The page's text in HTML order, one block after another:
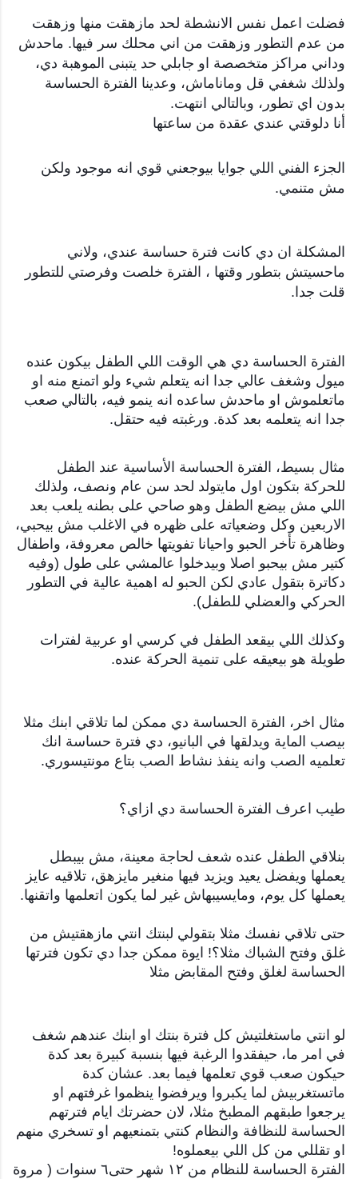
فضلت اعمل نفس الانشطة لحد مازهقت منها وزهقت
من عدم التطور وزهقت من اني محلك سر فيها. ماحدش
وداني مراكز متخصصة او جابلي حد يتبنى الموهبة دي،
ولذلك شغفي قل وماناماش، وعدينا الفترة الحساسة
بدون اي تطور، وبالتالي انتهت.
أنا دلوقتي عندي عقدة من ساعتها
الجزء الفني اللي جوايا بيوجعني قوي انه موجود ولكن
مش متنمي.
المشكلة ان دي كانت فترة حساسة عندي، ولاني
ماحسيتش بتطور وقتها ، الفترة خلصت وفرصتي للتطور
قلت جدا.
الفترة الحساسة دي هي الوقت اللي الطفل بيكون عنده
ميول وشغف عالي جدا انه يتعلم شيء ولو اتمنع منه او
ماتعلموش او ماحدش ساعده انه ينمو فيه، بالتالي صعب
جدا انه يتعلمه بعد كدة. ورغبته فيه حتقل.
مثال بسيط، الفترة الحساسة الأساسية عند الطفل
للحركة بتكون اول مايتولد لحد سن عام ونصف، ولذلك
اللي مش بيضع الطفل وهو صاحي على بطنه يلعب بعد
الاربعين وكل وضعياته على ظهره في الاغلب مش بيحبي،
وظاهرة تأخر الحبو واحيانا تفويتها خالص معروفة، واطفال
كتير مش بيحبو اصلا وبيدخلوا عالمشي على طول (وفيه
دكاترة بتقول عادي لكن الحبو له اهمية عالية في التطور
الحركي والعضلي للطفل).
وكذلك اللي بيقعد الطفل في كرسي او عربية لفترات
طويلة هو بيعيقه على تنمية الحركة عنده.
مثال اخر، الفترة الحساسة دي ممكن لما تلاقي ابنك مثلا
بيصب الماية ويدلقها في البانيو، دي فترة حساسة انك
تعلميه الصب وانه ينفذ نشاط الصب بتاع مونتيسوري.
طيب اعرف الفترة الحساسة دي ازاي؟
بنلاقي الطفل عنده شعف لحاجة معينة، مش بيبطل
يعملها ويفضل يعيد ويزيد فيها منغير مايزهق، تلاقيه عايز
يعملها كل يوم، ومايسيبهاش غير لما يكون اتعلمها واتقنها.
حتى تلاقي نفسك مثلا بتقولي لبنتك انتي مازهقتيش من
غلق وفتح الشباك مثلا؟! ايوة ممكن جدا دي تكون فترتها
الحساسة لغلق وفتح المقابض مثلا
لو انتي ماستغلتيش كل فترة بنتك او ابنك عندهم شغف
في امر ما، حيفقدوا الرغبة فيها بنسبة كبيرة بعد كدة
حيكون صعب قوي تعلمها فيما بعد. عشان كدة
ماتستغربيش لما يكبروا ويرفضوا ينظموا غرفتهم او
يرجعوا طبقهم المطبخ مثلا، لان حضرتك ايام فترتهم
الحساسة للنظافة والنظام كنتي بتمنعيهم او تسخري منهم
او تقللي من كل اللي بيعملوه!
الفترة الحساسة للنظام من ١٢ شهر حتى٦ سنوات ( مروة